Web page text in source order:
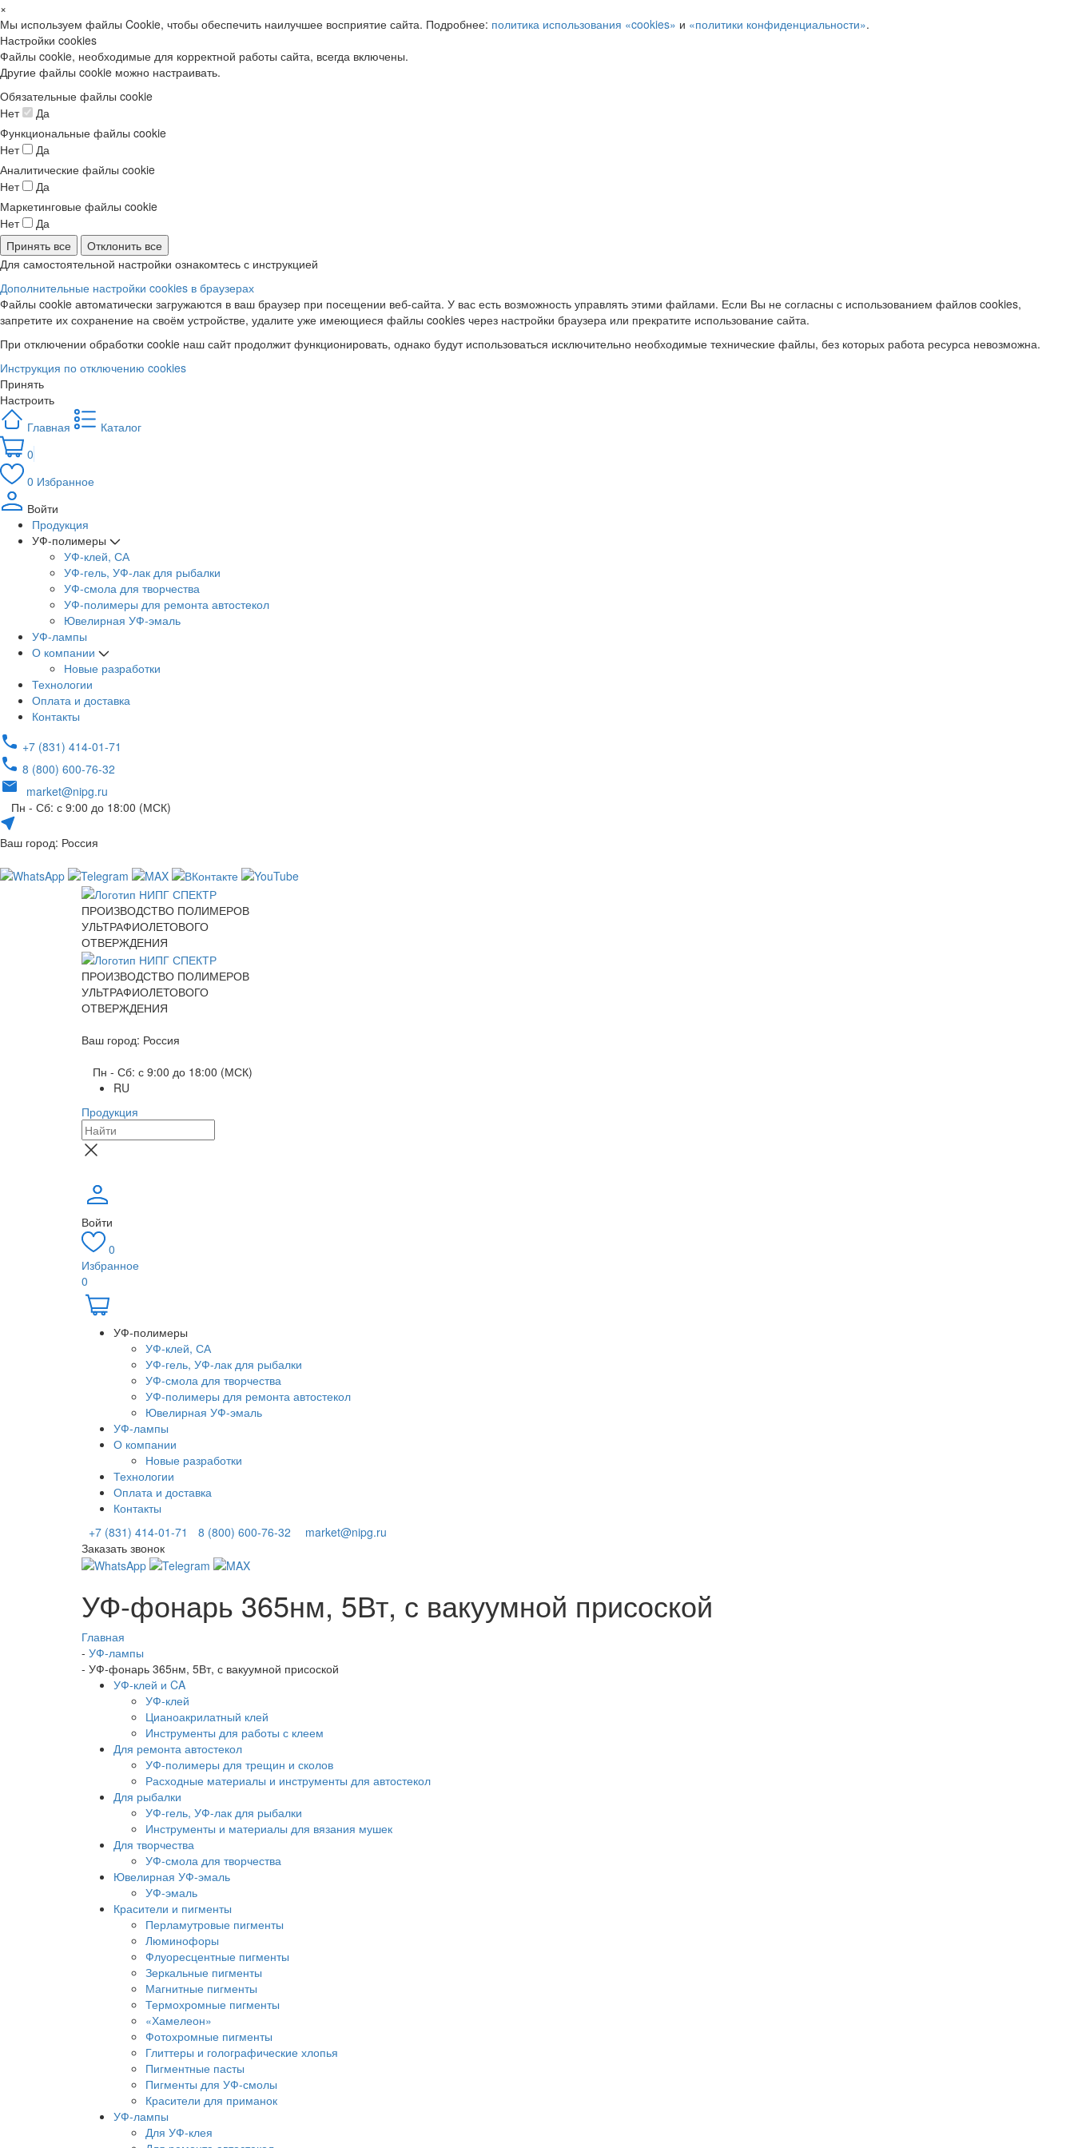
×
Мы используем файлы Cookie, чтобы обеспечить наилучшее восприятие сайта. Подробнее: политика использования «cookies» и «политики конфиденциальности».
Настройки cookies
Файлы cookie, необходимые для корректной работы сайта, всегда включены.
Другие файлы cookie можно настраивать.
Обязательные файлы cookie
Нет
Да
Функциональные файлы cookie
Нет
Да
Аналитические файлы cookie
Нет
Да
Маркетинговые файлы cookie
Нет
Да
Принять все
Отклонить все
Для самостоятельной настройки ознакомтесь с инструкцией
Дополнительные настройки cookies в браузерах
Файлы cookie автоматически загружаются в ваш браузер при посещении веб-сайта. У вас есть возможность управлять этими файлами. Если Вы не согласны с использованием файлов cookies,
запретите их сохранение на своём устройстве, удалите уже имеющиеся файлы cookies через настройки браузера или прекратите использование сайта.
При отключении обработки cookie наш сайт продолжит функционировать, однако будут использоваться исключительно необходимые технические файлы, без которых работа ресурса невозможна.
Инструкция по отключению cookies
Принять
Настроить
Главная
Каталог
0
0 Избранное
Войти
Продукция
УФ-полимеры
УФ-клей, СА
УФ-гель, УФ-лак для рыбалки
УФ-смола для творчества
УФ-полимеры для ремонта автостекол
Ювелирная УФ-эмаль
УФ-лампы
О компании
Новые разработки
Технологии
Оплата и доставка
Контакты
+7 (831) 414-01-71
8 (800) 600-76-32
market@nipg.ru
Пн - Сб: с 9:00 до 18:00 (МСК)
Ваш город: Россия
ПРОИЗВОДСТВО ПОЛИМЕРОВ
УЛЬТРАФИОЛЕТОВОГО
ОТВЕРЖДЕНИЯ
ПРОИЗВОДСТВО ПОЛИМЕРОВ
УЛЬТРАФИОЛЕТОВОГО
ОТВЕРЖДЕНИЯ
Ваш город: Россия
Пн - Сб: с 9:00 до 18:00 (МСК)
RU
Продукция
Войти
0
Избранное
0
УФ-полимеры
УФ-клей, СА
УФ-гель, УФ-лак для рыбалки
УФ-смола для творчества
УФ-полимеры для ремонта автостекол
Ювелирная УФ-эмаль
УФ-лампы
О компании
Новые разработки
Технологии
Оплата и доставка
Контакты
+7 (831) 414-01-71
8 (800) 600-76-32
market@nipg.ru
Заказать звонок
УФ-фонарь 365нм, 5Вт, с вакуумной присоской
Главная
- УФ-лампы
- УФ-фонарь 365нм, 5Вт, с вакуумной присоской
УФ-клей и CA
УФ-клей
Цианоакрилатный клей
Инструменты для работы с клеем
Для ремонта автостекол
УФ-полимеры для трещин и сколов
Расходные материалы и инструменты для автостекол
Для рыбалки
УФ-гель, УФ-лак для рыбалки
Инструменты и материалы для вязания мушек
Для творчества
УФ-смола для творчества
Ювелирная УФ-эмаль
УФ-эмаль
Красители и пигменты
Перламутровые пигменты
Люминофоры
Флуоресцентные пигменты
Зеркальные пигменты
Магнитные пигменты
Термохромные пигменты
«Хамелеон»
Фотохромные пигменты
Глиттеры и голографические хлопья
Пигментные пасты
Пигменты для УФ-смолы
Красители для приманок
УФ-лампы
Для УФ-клея